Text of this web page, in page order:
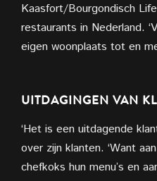
Kaasfort/Bourgondisch
restaurants in Nederland.
eigen woonplaats tot en
UITDAGINGEN VAN
‘Het is een uitdagende
over zijn klanten. ‘Want
chefkoks hun menu’s en